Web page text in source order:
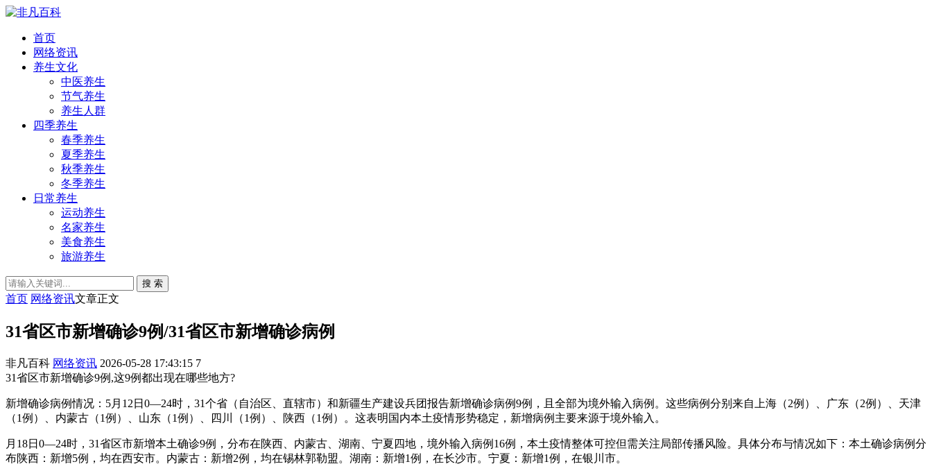
首页
网络资讯
养生文化
中医养生
节气养生
养生人群
四季养生
春季养生
夏季养生
秋季养生
冬季养生
日常养生
运动养生
名家养生
美食养生
旅游养生
搜 索
首页 网络资讯文章正文
31省区市新增确诊9例/31省区市新增确诊病例
非凡百科 网络资讯 2026-05-28 17:43:15 7
31省区市新增确诊9例,这9例都出现在哪些地方?
新增确诊病例情况：5月12日0—24时，31个省（自治区、直辖市）和新疆生产建设兵团报告新增确诊病例9例，且全部为境外输入病例。这些病例分别来自上海（2例）、广东（2例）、天津
（1例）、内蒙古（1例）、山东（1例）、四川（1例）、陕西（1例）。这表明国内本土疫情形势稳定，新增病例主要来源于境外输入。
月18日0—24时，31省区市新增本土确诊9例，分布在陕西、内蒙古、湖南、宁夏四地，境外输入病例16例，本土疫情整体可控但需关注局部传播风险。具体分布与情况如下：本土确诊病例分
布陕西：新增5例，均在西安市。内蒙古：新增2例，均在锡林郭勒盟。湖南：新增1例，在长沙市。宁夏：新增1例，在银川市。